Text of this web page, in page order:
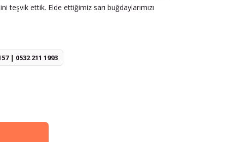
teşvik ettik. Elde ettiğimiz sarı buğdaylarımızı
| 0532 211 1993